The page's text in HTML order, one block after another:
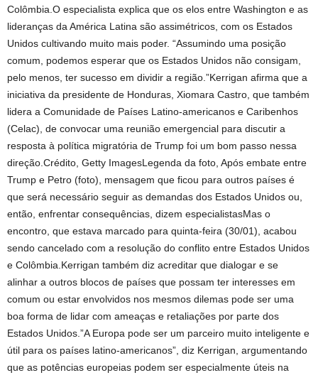
Colômbia.O especialista explica que os elos entre Washington e as
lideranças da América Latina são assimétricos, com os Estados
Unidos cultivando muito mais poder. “Assumindo uma posição
comum, podemos esperar que os Estados Unidos não consigam,
pelo menos, ter sucesso em dividir a região.”Kerrigan afirma que a
iniciativa da presidente de Honduras, Xiomara Castro, que também
lidera a Comunidade de Países Latino-americanos e Caribenhos
(Celac), de convocar uma reunião emergencial para discutir a
resposta à política migratória de Trump foi um bom passo nessa
direção.Crédito, Getty ImagesLegenda da foto, Após embate entre
Trump e Petro (foto), mensagem que ficou para outros países é
que será necessário seguir as demandas dos Estados Unidos ou,
então, enfrentar consequências, dizem especialistasMas o
encontro, que estava marcado para quinta-feira (30/01), acabou
sendo cancelado com a resolução do conflito entre Estados Unidos
e Colômbia.Kerrigan também diz acreditar que dialogar e se
alinhar a outros blocos de países que possam ter interesses em
comum ou estar envolvidos nos mesmos dilemas pode ser uma
boa forma de lidar com ameaças e retaliações por parte dos
Estados Unidos.”A Europa pode ser um parceiro muito inteligente e
útil para os países latino-americanos”, diz Kerrigan, argumentando
que as potências europeias podem ser especialmente úteis na